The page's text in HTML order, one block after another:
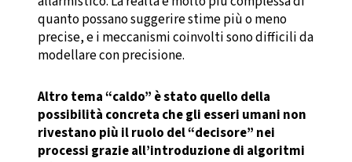
quanto possano suggerire stime più o meno
precise, e i meccanismi coinvolti sono difficili da
modellare con precisione.
Altro tema “caldo” è stato quello della
possibilità concreta che gli esseri umani non
rivestano più il ruolo del “decisore” nei
processi grazie all’introduzione di algoritmi